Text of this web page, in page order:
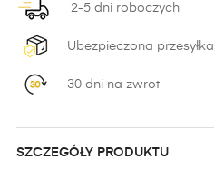
2-5 dni roboczych
Ubezpieczona przesyłka
30 dni na zwrot
SZCZEGÓŁY PRODUKTU